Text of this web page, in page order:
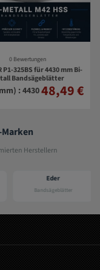
0 Bewertungen
P1-325BS für 4430 mm Bi-
Bandsägeblätter
: 443048,49 €
Herstellern
Eder
Bandsägeblätter